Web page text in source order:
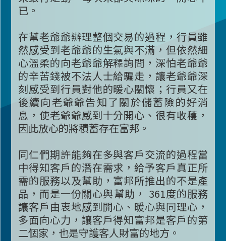
已。
在幫老爺爺辦理整個交易的過程，行員雖
然感受到老爺爺的生氣與不滿，但依然細
心溫柔的向老爺爺解釋詢問，深怕老爺爺
的辛苦錢被不法人士給騙走，讓老爺爺深
刻感受到行員對他的暖心關懷；行員又在
後續向老爺爺告知了關於儲蓄險的好消
息，使老爺爺感到十分開心、很有收穫，
因此放心的將積蓄存在富邦。
同仁們期許能夠在多與客戶交流的過程當
中得知客戶的潛在需求，給予客戶真正所
需的服務以及幫助，富邦所推出的不是產
品，而是一份關心與幫助， 361度的服務
讓客戶由衷地感到開心、暖心與同理心，
多面向心力，讓客戶得知富邦是客戶的第
二個家，也是守護客人財富的地方。